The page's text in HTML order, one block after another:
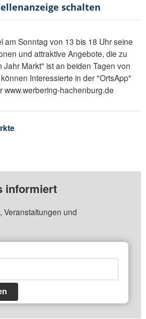
schalten
am Sonntag von 13 bis 18 Uhr seine
und attraktive Angebote, die zu
Markt" ist an beiden Tagen von
Interessierte in der "OrtsApp"
hachenburg.de
informiert
Veranstaltungen und